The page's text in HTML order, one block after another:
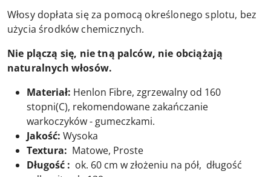
Włosy dopłata się za pomocą określonego splotu, bez
użycia środków chemicznych.
Nie plączą się, nie tną palców, nie obciążają
naturalnych włosów.
Materiał: Henlon Fibre, zgrzewalny od 160
stopni(C), rekomendowane zakańczanie
warkoczyków - gumeczkami.
Jakość: Wysoka
Textura: Matowe, Proste
Długość : ok. 60 cm w złożeniu na pół, długość